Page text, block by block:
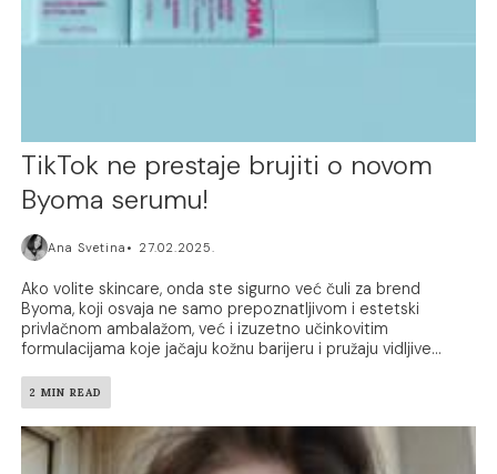
TikTok ne prestaje brujiti o novom
Byoma serumu!
Ana Svetina 27.02.2025.
Ako volite skincare, onda ste sigurno već čuli za brend
Byoma, koji osvaja ne samo prepoznatljivom i estetski
privlačnom ambalažom, već i izuzetno učinkovitim
formulacijama koje jačaju kožnu barijeru i pružaju vidljive...
2 MIN READ